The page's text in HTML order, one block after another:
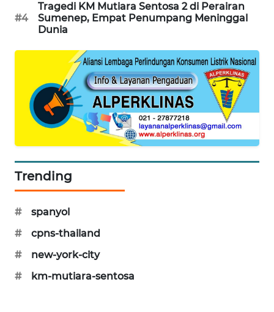
#4
Tragedi KM Mutiara Sentosa 2 di Perairan
Sumenep, Empat Penumpang Meninggal
Dunia
Trending
#
spanyol
#
cpns-thailand
#
new-york-city
#
km-mutiara-sentosa
MKLI
KOPEKLIN
FORWAMKI
ALPERKLINAS
FORJASIDA
TAMBANG